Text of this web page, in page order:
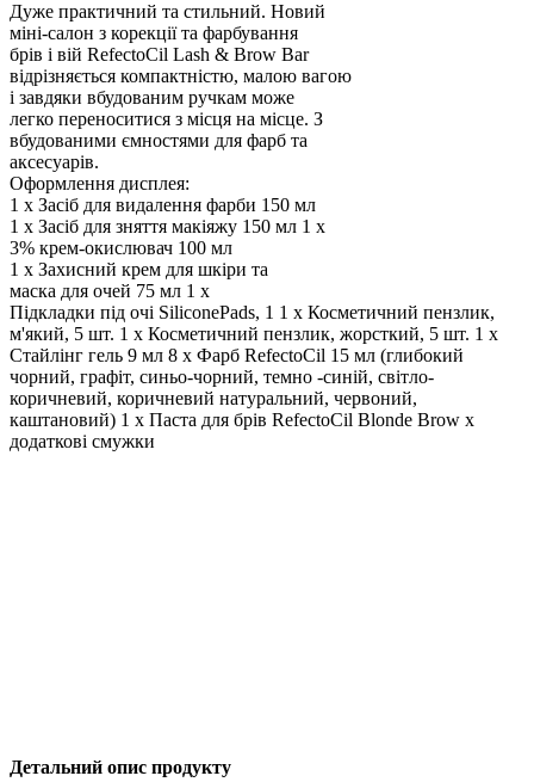
Дуже практичний та стильний. Новий
міні-салон з корекції та фарбування
брів і вій RefectoCil Lash & Brow Bar
відрізняється компактністю, малою вагою
і завдяки вбудованим ручкам може
легко переноситися з місця на місце. З
вбудованими ємностями для фарб та
аксесуарів.
Оформлення дисплея:
1 x Засіб для видалення фарби 150 мл
1 x Засіб для зняття макіяжу 150 мл 1 x
3% крем-окислювач 100 мл
1 x Захисний крем для шкіри та
маска для очей 75 мл 1 x
Підкладки під очі SiliconePads, 1 1 x Косметичний пензлик,
м'який, 5 шт. 1 x Косметичний пензлик, жорсткий, 5 шт. 1 x
Стайлінг гель 9 мл 8 x Фарб RefectoCil 15 мл (глибокий
чорний, графіт, синьо-чорний, темно -синій, світло-
коричневий, коричневий натуральний, червоний,
каштановий) 1 x Паста для брів RefectoCil Blonde Brow x
додаткові смужки
Детальний опис продукту